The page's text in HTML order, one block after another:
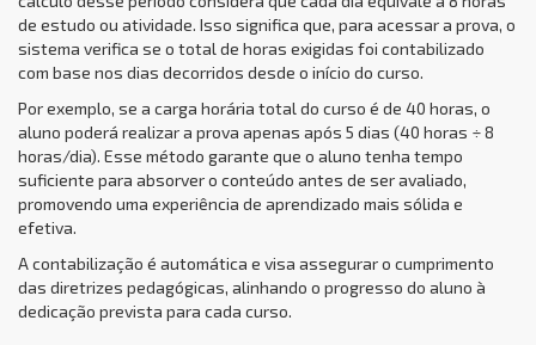
de estudo ou atividade. Isso significa que, para acessar a prova, o
sistema verifica se o total de horas exigidas foi contabilizado
com base nos dias decorridos desde o início do curso.
Por exemplo, se a carga horária total do curso é de 40 horas, o
aluno poderá realizar a prova apenas após 5 dias (40 horas ÷ 8
horas/dia). Esse método garante que o aluno tenha tempo
suficiente para absorver o conteúdo antes de ser avaliado,
promovendo uma experiência de aprendizado mais sólida e
efetiva.
A contabilização é automática e visa assegurar o cumprimento
das diretrizes pedagógicas, alinhando o progresso do aluno à
dedicação prevista para cada curso.